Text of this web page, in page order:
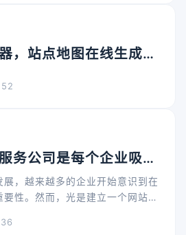
，站点地图在线生成工
务公司是每个企业吸引
展，越来越多的企业开始意识到在
性。然而，光是建立一个网站是
SEO）服务，对于上海企业来